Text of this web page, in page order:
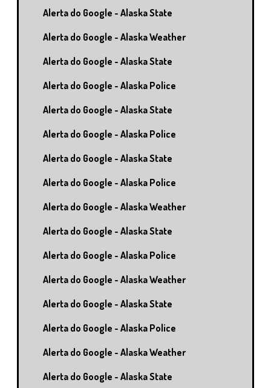
Alerta do Google - Alaska State
Alerta do Google - Alaska Weather
Alerta do Google - Alaska State
Alerta do Google - Alaska Police
Alerta do Google - Alaska State
Alerta do Google - Alaska Police
Alerta do Google - Alaska State
Alerta do Google - Alaska Police
Alerta do Google - Alaska Weather
Alerta do Google - Alaska State
Alerta do Google - Alaska Police
Alerta do Google - Alaska Weather
Alerta do Google - Alaska State
Alerta do Google - Alaska Police
Alerta do Google - Alaska Weather
Alerta do Google - Alaska State